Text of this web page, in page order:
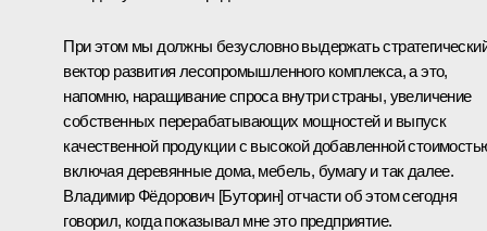
При этом мы должны безусловно выдержать
вектор развития лесопромышленного комплекса, а это,
напомню, наращивание спроса внутри страны, увеличение
собственных перерабатывающих мощностей и выпуск
качественной продукции с высокой добавленной
включая деревянные дома, мебель, бумагу и так далее.
Владимир Фёдорович [Буторин] отчасти об этом сегодня
говорил, когда показывал мне это предприятие.